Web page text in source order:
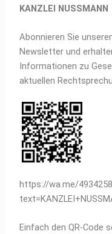
KANZLEI NUSSMANN
Abonnieren Sie
Newsletter und
Informationen zu
aktuellen
https://wa.me/
Einfach den QR-Code